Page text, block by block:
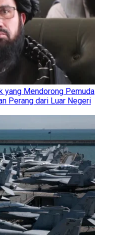
yang Mendorong Pemuda
Perang dari Luar Negeri